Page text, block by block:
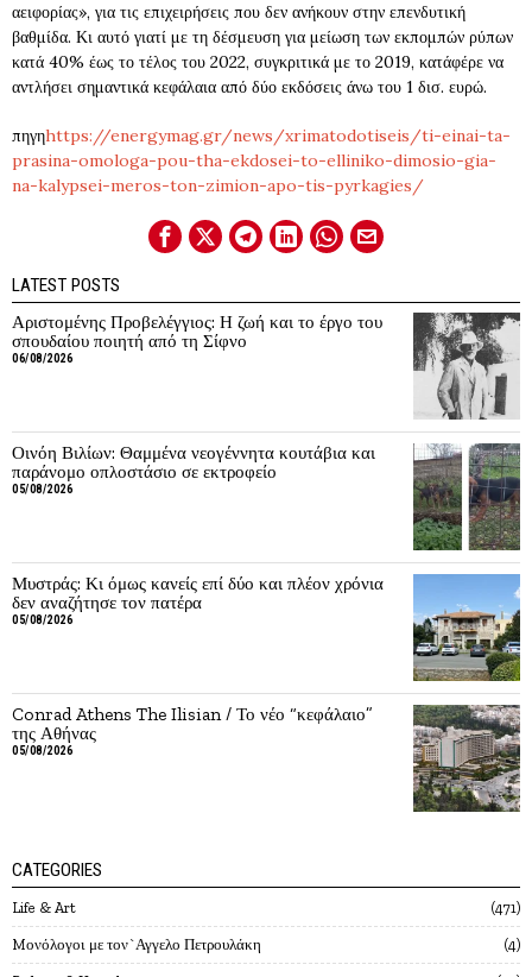
αειφορίας», για τις επιχειρήσεις που δεν ανήκουν στην επενδυτική
βαθμίδα. Κι αυτό γιατί με τη δέσμευση για μείωση των εκπομπών ρύπων
κατά 40% έως το τέλος του 2022, συγκριτικά με το 2019, κατάφέρε να
αντλήσει σημαντικά κεφάλαια από δύο εκδόσεις άνω του 1 δισ. ευρώ.
πηγηhttps://energymag.gr/news/xrimatodotiseis/ti-einai-ta-
prasina-omologa-pou-tha-ekdosei-to-elliniko-dimosio-gia-
na-kalypsei-meros-ton-zimion-apo-tis-pyrkagies/
LATEST POSTS
Αριστομένης Προβελέγγιος: Η ζωή και το έργο του
σπουδαίου ποιητή από τη Σίφνο
06/08/2026
Οινόη Βιλίων: Θαμμένα νεογέννητα κουτάβια και
παράνομο οπλοστάσιο σε εκτροφείο
05/08/2026
Μυστράς: Κι όμως κανείς επί δύο και πλέον χρόνια
δεν αναζήτησε τον πατέρα
05/08/2026
Conrad Athens The Ilisian / Το νέο “κεφάλαιο”
της Αθήνας
05/08/2026
CATEGORIES
Life & Art 471
Mονόλογοι με τον`Αγγελο Πετρουλάκη 4